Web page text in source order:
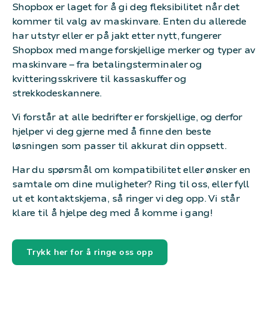
Shopbox er laget for å gi deg fleksibilitet når det
kommer til valg av maskinvare. Enten du allerede
har utstyr eller er på jakt etter nytt, fungerer
Shopbox med mange forskjellige merker og typer av
maskinvare – fra betalingsterminaler og
kvitteringsskrivere til kassaskuffer og
strekkodeskannere.
Vi forstår at alle bedrifter er forskjellige, og derfor
hjelper vi deg gjerne med å finne den beste
løsningen som passer til akkurat din oppsett.
Har du spørsmål om kompatibilitet eller ønsker en
samtale om dine muligheter? Ring til oss, eller fyll
ut et kontaktskjema, så ringer vi deg opp. Vi står
klare til å hjelpe deg med å komme i gang!
Trykk her for å ringe oss opp